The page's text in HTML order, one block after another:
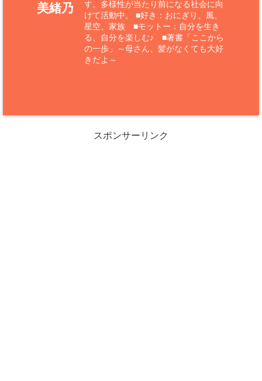
美緒乃
す。多様性が当たり前になる社会に向
けて活動中。 ■好き：おにぎり、風、
星空、家族 ■モットー：自分を生き
る、自分を楽しむ♪ ■著書「ここから
の一歩」～母さん、髪がなくても大好
きだよ～
スポンサーリンク